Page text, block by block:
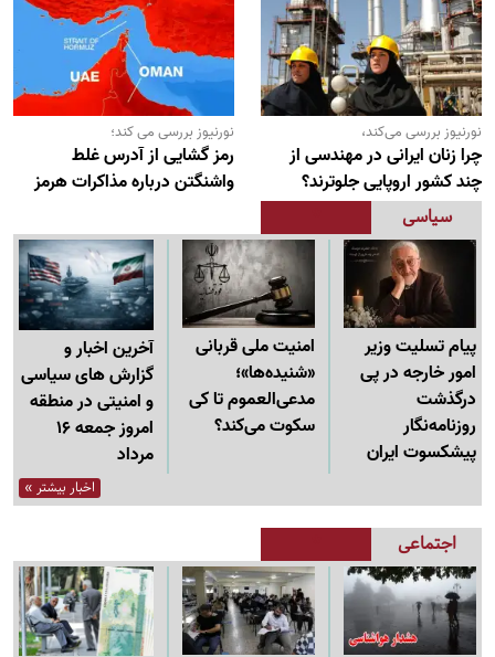
نورنیوز بررسی می‌کند،
چرا زنان ایرانی در مهندسی از
چند کشور اروپایی جلوترند؟
نورنیوز بررسی می کند؛
رمز گشایی از آدرس غلط
واشنگتن درباره مذاکرات هرمز
سیاسی
پیام تسلیت وزیر
امور خارجه در پی
درگذشت
روزنامه‌نگار
پیشکسوت ایران
امنیت ملی قربانی
«شنیده‌ها»؛
مدعی‌العموم تا کی
سکوت می‌کند؟
آخرین اخبار و
گزارش های سیاسی
و امنیتی در منطقه
امروز جمعه 16
مرداد
اخبار بیشتر »
اجتماعی